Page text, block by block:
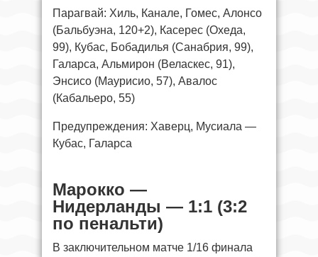
Парагвай: Хиль, Канале, Гомес, Алонсо
(Бальбуэна, 120+2), Касерес (Охеда,
99), Кубас, Бобадилья (Санабрия, 99),
Галарса, Альмирон (Веласкес, 91),
Энсисо (Маурисио, 57), Авалос
(Кабальеро, 55)
Предупреждения: Хаверц, Мусиала —
Кубас, Галарса
Марокко —
Нидерланды — 1:1 (3:2
по пенальти)
В заключительном матче 1/16 финала